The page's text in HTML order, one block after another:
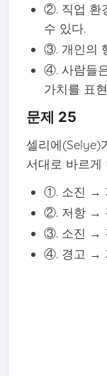
②. 직업 환
수 있다.
③. 개인의
④. 사람들
가치를 표
문제 25
셀리에(Selye)
서대로 바르게
①. 소진 →
②. 저항 →
③. 소진 →
④. 경고 →